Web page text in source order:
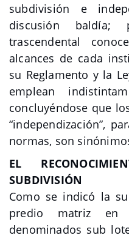
subdivisión e
discusión
trascendental
alcances de cada
su Reglamento y la
emplean
concluyéndose que
“independización”,
normas, son
EL
SUBDIVISIÓN
Como se indicó la
predio matriz
denominados sub